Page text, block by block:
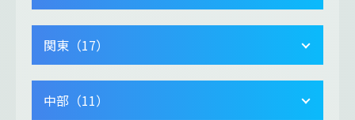
関東（17）
中部（11）